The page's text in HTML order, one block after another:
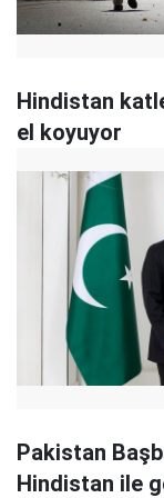
Hindistan
el koyuyor
Pakistan
Hindistan ile